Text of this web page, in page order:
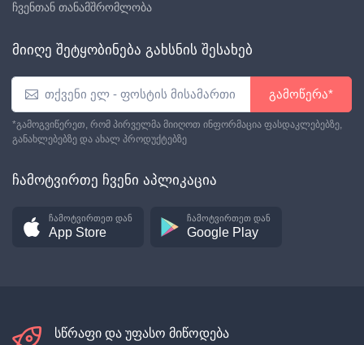
ჩვენთან თანამშრომლობა
მიიღე შეტყობინება გახსნის შესახებ
გამოწერა*
*გამოგვიწერეთ, რომ პირველმა მიიღოთ ინფორმაცია ფასდაკლებებზე,
განახლებებზე და ახალ პროდუქტებზე
ჩამოტვირთე ჩვენი აპლიკაცია
ჩამოტვირთეთ დან
App Store
ჩამოტვირთეთ დან
Google Play
სწრაფი და უფასო მიწოდება